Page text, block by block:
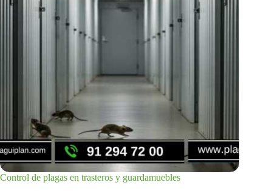
Control de plagas en trasteros y guardamuebles